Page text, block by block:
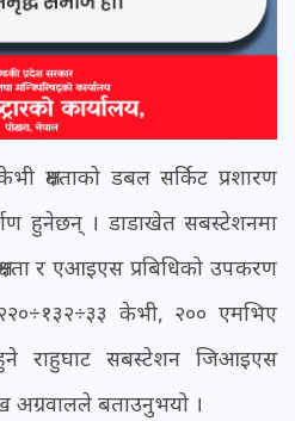
क्षमताको डबल सर्किट प्रशारण
हुनेछन् । डाडाखेत सबस्टेशनमा
र एआइएस प्रबिधिको उपकरण
केभी, २०० एमभिए
राहुघाट सबस्टेशन जिआइएस
अग्रवालले बताउनुभयो ।